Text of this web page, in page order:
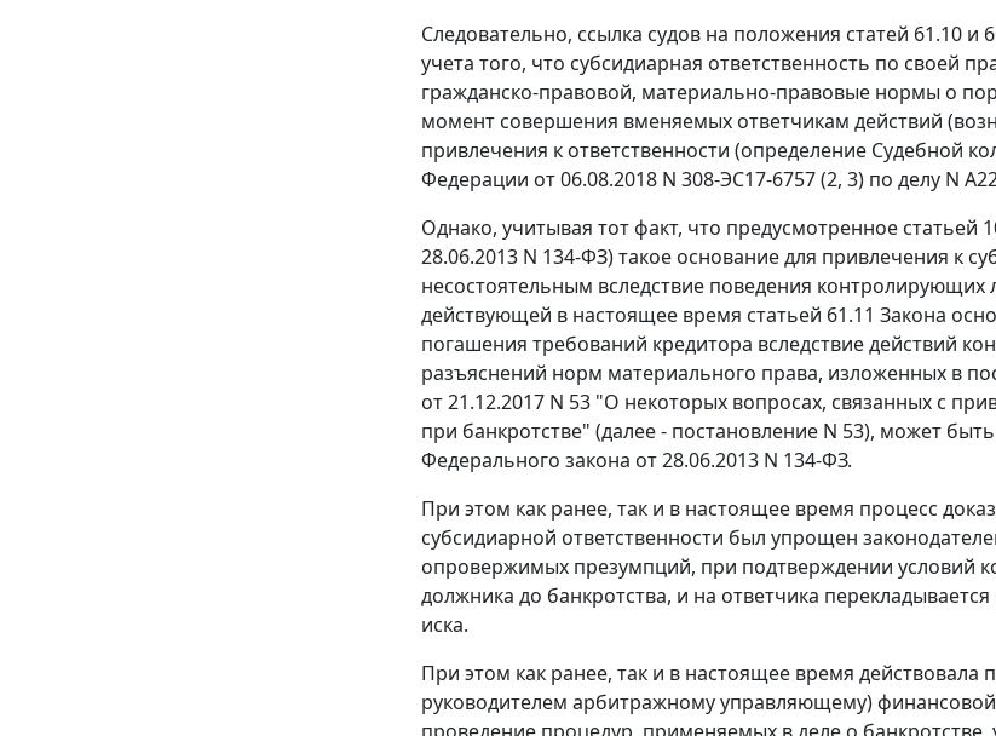
Следовательно, ссылка судов на положения статей 61.10
учета того, что субсидиарная ответственность по своей
гражданско-правовой, материально-правовые нормы о
момент совершения вменяемых ответчикам действий
привлечения к ответственности (определение Судебной
Федерации от 06.08.2018 N 308-ЭС17-6757 (2, 3) по делу N
Однако, учитывая тот факт, что предусмотренное статьей
28.06.2013 N 134-ФЗ) такое основание для привлечения к
несостоятельным вследствие поведения
действующей в настоящее время статьей 61.11 Закона
погашения требований кредитора вследствие действий
разъяснений норм материального права, изложенных в
от 21.12.2017 N 53 "О некоторых вопросах, связанных с
при банкротстве" (далее - постановление N 53), может
Федерального закона от 28.06.2013 N 134-ФЗ.
При этом как ранее, так и в настоящее время процесс
субсидиарной ответственности был упрощен
опровержимых презумпций, при подтверждении условий
должника до банкротства, и на ответчика
иска.
При этом как ранее, так и в настоящее время действовала
руководителем арбитражному управляющему)